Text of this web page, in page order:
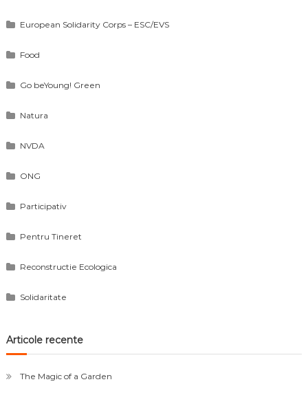
European Solidarity Corps – ESC/EVS
Food
Go beYoung! Green
Natura
NVDA
ONG
Participativ
Pentru Tineret
Reconstructie Ecologica
Solidaritate
Articole recente
The Magic of a Garden